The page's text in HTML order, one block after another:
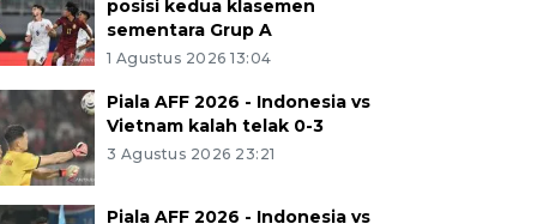
posisi kedua klasemen
sementara Grup A
1 Agustus 2026 13:04
Piala AFF 2026 - Indonesia vs
Vietnam kalah telak 0-3
3 Agustus 2026 23:21
Piala AFF 2026 - Indonesia vs